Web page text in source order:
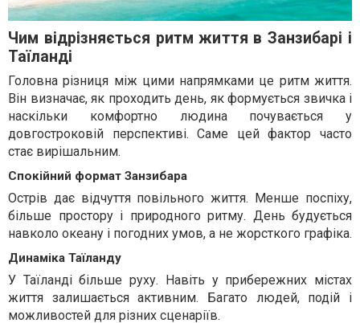
Чим відрізняється ритм життя в Занзибарі і
Таїланді
Головна різниця між цими напрямками це ритм життя.
Він визначає, як проходить день, як формується звичка і
наскільки комфортно людина почувається у
довгостроковій перспективі. Саме цей фактор часто
стає вирішальним.
Спокійний формат Занзибара
Острів дає відчуття повільного життя. Менше поспіху,
більше простору і природного ритму. День будується
навколо океану і погодних умов, а не жорсткого графіка.
Динаміка Таїланду
У Таїланді більше руху. Навіть у прибережних містах
життя залишається активним. Багато людей, подій і
можливостей для різних сценаріїв.